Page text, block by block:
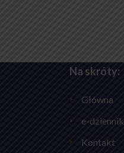
Na skróty:
Główna
e-dziennik
Kontakt